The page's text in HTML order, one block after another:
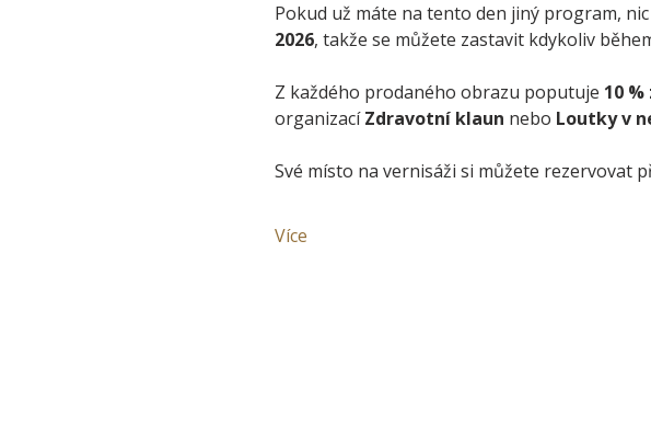
Pokud už máte na tento den jiný program,
2026, takže se můžete zastavit kdykoliv
Z každého prodaného obrazu poputuje 10
organizací Zdravotní klaun nebo Loutky v
Své místo na vernisáži si můžete rezervovat
Více